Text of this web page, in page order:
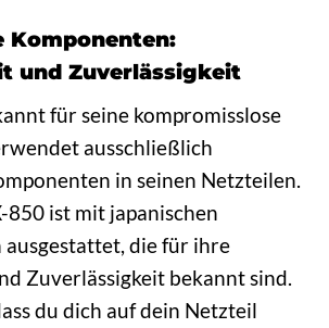
Komponenten:
und Zuverlässigkeit
für seine kompromisslose
ausschließlich
in seinen Netzteilen.
850 ist mit japanischen
die für ihre
Zuverlässigkeit bekannt sind.
du dich auf dein Netzteil